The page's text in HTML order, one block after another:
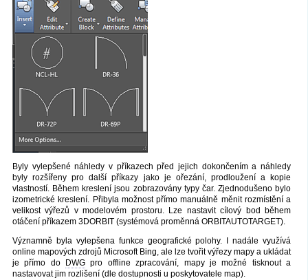
Byly vylepšené náhledy v příkazech před jejich dokončením a náhledy
byly rozšířeny pro další příkazy jako je ořezání, prodloužení a kopie
vlastností. Během kreslení jsou zobrazovány typy čar. Zjednodušeno bylo
izometrické kreslení. Přibyla možnost přímo manuálně měnit rozmístění a
velikost výřezů v modelovém prostoru. Lze nastavit cílový bod během
otáčení příkazem 3DORBIT (systémová proměnná ORBITAUTOTARGET).
Významně byla vylepšena funkce geografické polohy. I nadále využívá
online mapových zdrojů Microsoft Bing, ale lze tvořit výřezy mapy a ukládat
je přímo do
DWG pro offline zpracování, mapy je možné tisknout a
nastavovat jim rozlišení (dle dostupnosti u poskytovatele map).